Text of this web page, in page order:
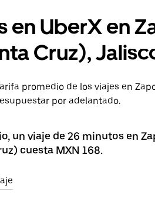
en UberX en
Cruz),
promedio de los viajes en
por adelantado.
un viaje de 26 minutos en
cuesta MXN 168.